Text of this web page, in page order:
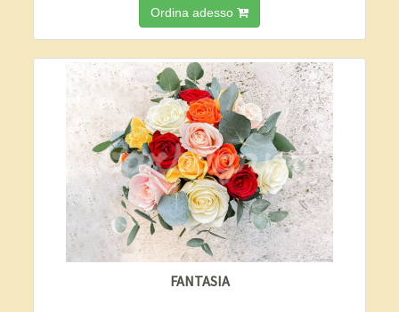
Ordina adesso
FANTASIA